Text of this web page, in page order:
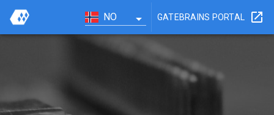
NO GATEBRAINS PORTAL